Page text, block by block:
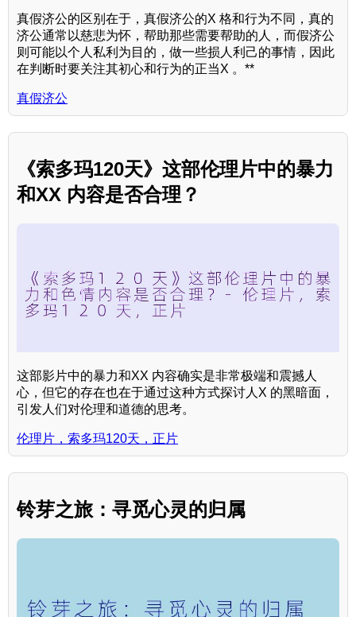
真假济公的区别在于，真假济公的X 格和行为不同，真的
济公通常以慈悲为怀，帮助那些需要帮助的人，而假济公
则可能以个人私利为目的，做一些损人利己的事情，因此
在判断时要关注其初心和行为的正当X 。**
真假济公
《索多玛120天》这部伦理片中的暴力
和XX 内容是否合理？
这部影片中的暴力和XX 内容确实是非常极端和震撼人
心，但它的存在也在于通过这种方式探讨人X 的黑暗面，
引发人们对伦理和道德的思考。
伦理片，索多玛120天，正片
铃芽之旅：寻觅心灵的归属